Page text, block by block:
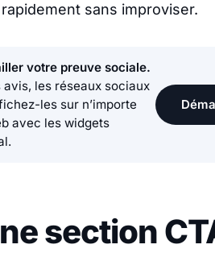
sans improviser.
votre preuve sociale.
avis, les réseaux sociaux
les sur n’importe
avec les widgets
section